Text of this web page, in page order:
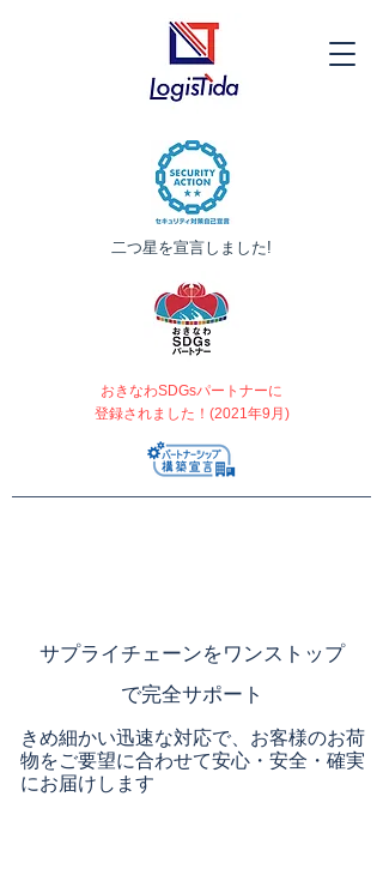
​サプライチェーンをワンストップ
で完全サポート
きめ細かい迅速な対応で、お客様のお荷
物をご要望に合わせて安心・安全・確実
にお届けします
​二つ星を宣言しました!
おきなわSDGsパートナーに
登録されました！(2021年9月)